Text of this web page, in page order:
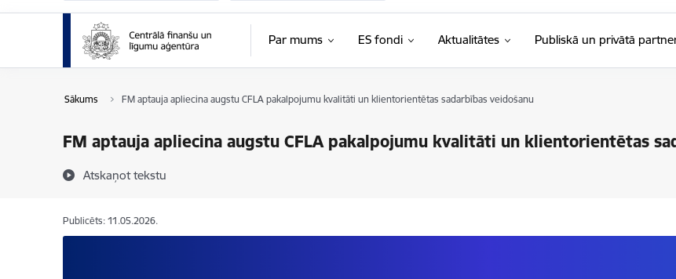
Par mums ES fondi Aktualitātes Publiskā un privātā
Sākums FM aptauja apliecina augstu CFLA pakalpojumu kvalitāti un klientorientētas sadarbības veidošanu
FM aptauja apliecina augstu CFLA pakalpojumu kvalitāti un klientorientētas
Atskaņot tekstu
Publicēts: 11.05.2026.